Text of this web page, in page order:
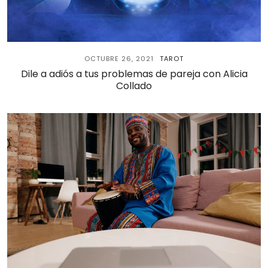
OCTUBRE 26, 2021 TAROT
Dile a adiós a tus problemas de pareja con Alicia
Collado